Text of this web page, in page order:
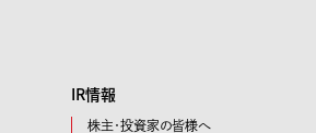
IR情報
株主・投資家の皆様へ